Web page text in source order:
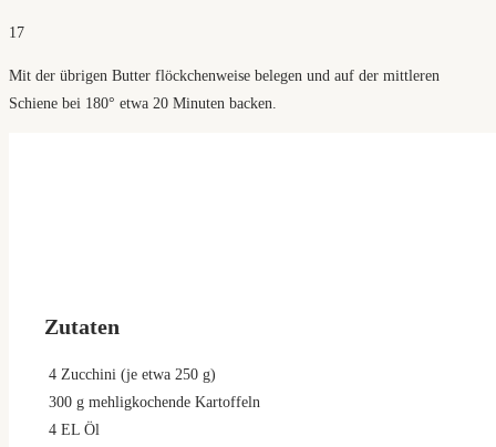
17
Mit der übrigen Butter flöckchenweise belegen und auf der mittleren
Schiene bei 180° etwa 20 Minuten backen.
Zutaten
4 Zucchini (je etwa 250 g)
300 g mehligkochende Kartoffeln
4 EL Öl